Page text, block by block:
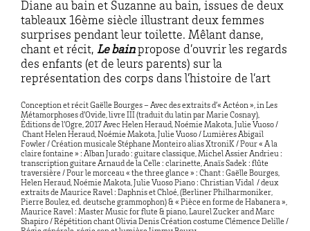
Diane au bain et Suzanne au bain, issues de deux
tableaux 16ème siècle illustrant deux femmes
surprises pendant leur toilette. Mêlant danse,
chant et récit, Le bainpropose d’ouvrir les regards
des enfants (et de leurs parents) sur la
représentation des corps dans l’histoire de l’art
Conception et récit Gaëlle Bourges – Avec des extraits d’« Actéon », in Les
Métamorphoses d’Ovide, livre III (traduit du latin par Marie Cosnay),
Éditions de l’Ogre, 2017 Avec Helen Heraud, Noémie Makota, Julie Vuoso /
Chant Helen Heraud, Noémie Makota, Julie Vuoso / Lumières Abigail
Fowler / Création musicale Stéphane Monteiro alias XtroniK / Pour « A la
claire fontaine » : Alban Jurado : guitare classique, Michel Assier Andrieu :
transcription guitare Arnaud de la Celle : clarinette, Anaïs Sadek : flûte
traversière / Pour le morceau « the three glance » : Chant : Gaëlle Bourges,
Helen Heraud, Noémie Makota, Julie Vuoso Piano : Christian Vidal / deux
extraits de Maurice Ravel : Daphnis et Chloé, (Berliner Philharmoniker,
Pierre Boulez, ed. deutsche grammophon) & « Pièce en forme de Habanera »,
Maurice Ravel : Master Music for flute & piano, Laurel Zucker and Marc
Shapiro / Répétition chant Olivia Denis Création costume Clémence Delille /